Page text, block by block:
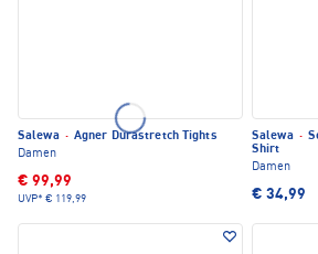
Salewa · Agner Durastretch Tights
Damen
€ 99,99
UVP* € 119,99
Salewa ·
Shirt
Damen
€ 34,99